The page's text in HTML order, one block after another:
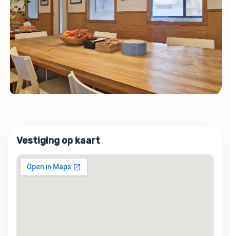
Vestiging op kaart